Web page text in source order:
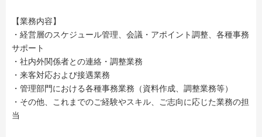
【業務内容】
・経営層のスケジュール管理、会議・アポイント調整、各種事務
サポート
・社内外関係者との連絡・調整業務
・来客対応および接遇業務
・管理部門における各種事務業務（資料作成、調整業務等）
・その他、これまでのご経験やスキル、ご志向に応じた業務の担
当